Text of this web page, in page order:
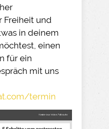
Freiheit und
in deinem
einen
für ein
mit uns
termin